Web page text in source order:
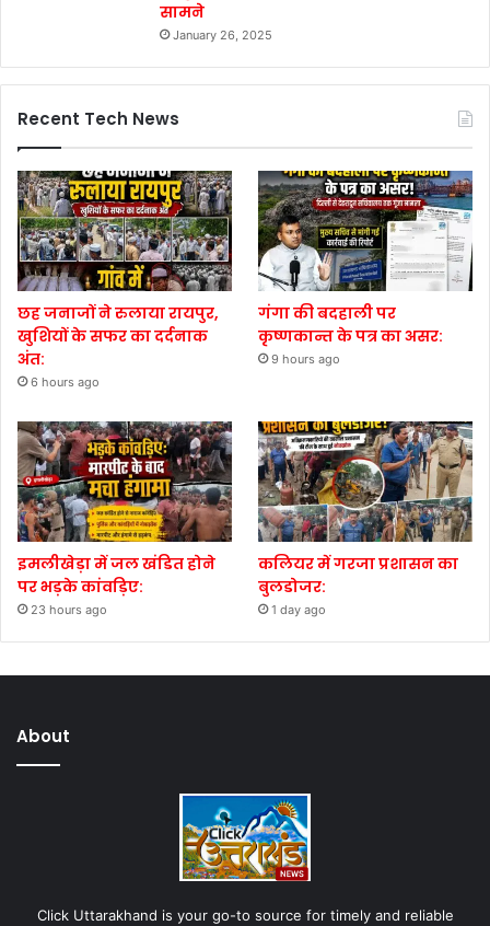
सामने
January 26, 2025
Recent Tech News
छह जनाजों ने रुलाया रायपुर,
खुशियों के सफर का दर्दनाक
अंत:
6 hours ago
गंगा की बदहाली पर
कृष्णकान्त के पत्र का असर:
9 hours ago
इमलीखेड़ा में जल खंडित होने
पर भड़के कांवड़िए:
23 hours ago
कलियर में गरजा प्रशासन का
बुलडोजर:
1 day ago
About
Click Uttarakhand is your go-to source for timely and reliable